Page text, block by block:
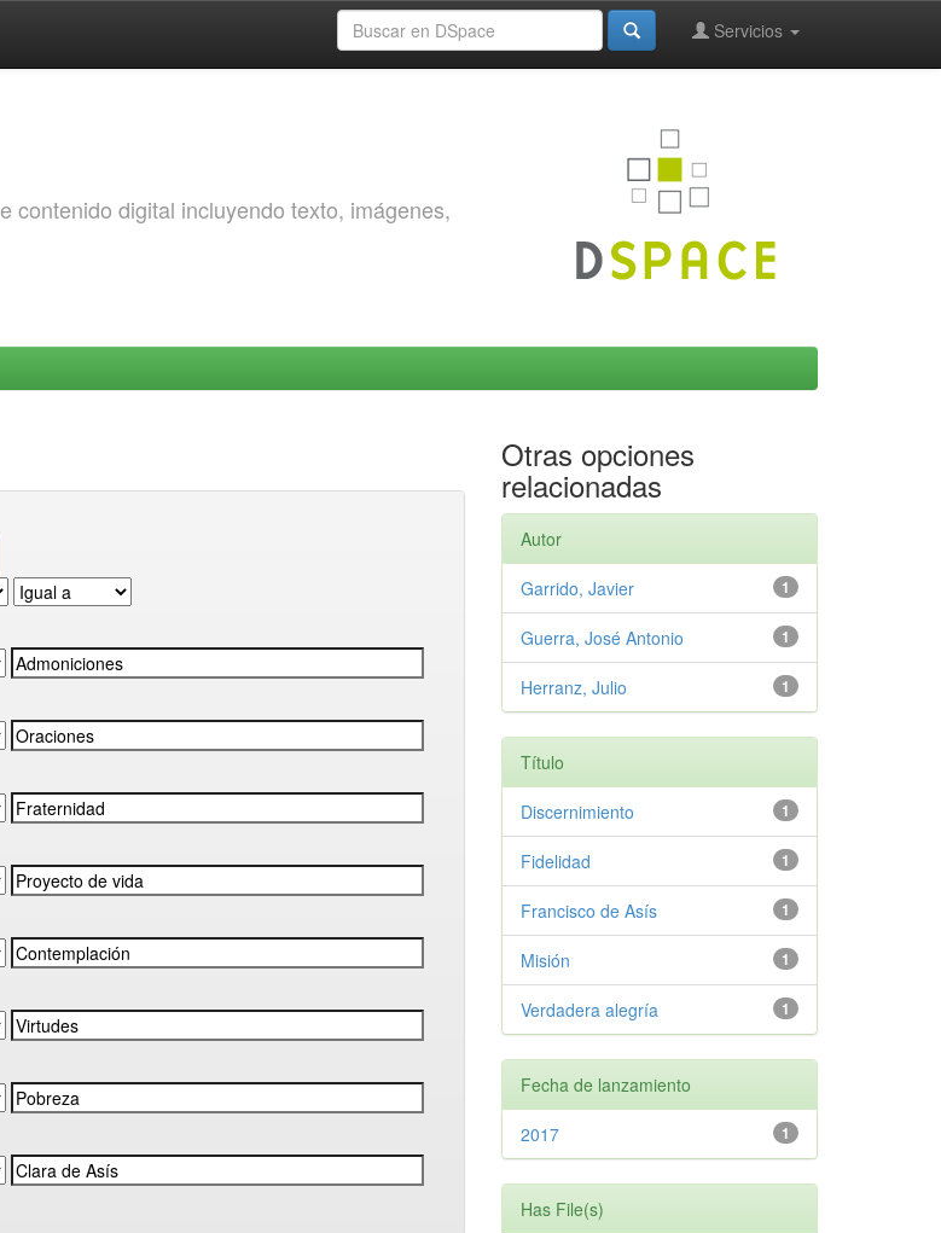
Servicios
contenido digital incluyendo texto, imágenes,
Otras opciones
relacionadas
Autor
1
Garrido, Javier
1
Guerra, José Antonio
1
Herranz, Julio
Título
1
Discernimiento
1
Fidelidad
1
Francisco de Asís
1
Misión
1
Verdadera alegría
Fecha de lanzamiento
1
2017
Has File(s)